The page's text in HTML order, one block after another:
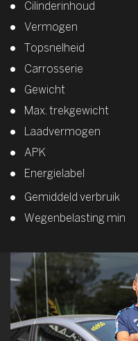
Cilinderinhoud
Vermogen
Topsnelheid
Carrosserie
Gewicht
Max. trekgewicht
Laadvermogen
APK
Energielabel
Gemiddeld verbruik
Wegenbelasting min